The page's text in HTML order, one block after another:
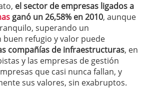
el sector de empresas ligados a
ganó un 26,58% en 2010, aunque
superando un
buen refugio y valor puede
compañías de infraestructuras, en
y las empresas de gestión
que casi nunca fallan, y
sus valores, sin exabruptos.